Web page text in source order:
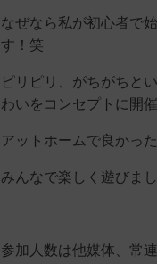
なぜなら私が初心者で
す！笑
ピリピリ、がちがちと
わいをコンセプトに開
アットホームで良かっ
みんなで楽しく遊びま
参加人数は他媒体、常